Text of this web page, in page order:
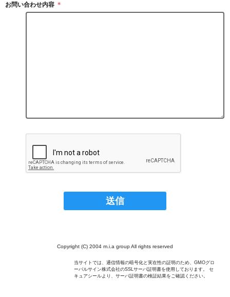
お問い合わせ内容 ＊
Copyright (C) 2004 m.i.a group All rights reserved
当サイトでは、通信情報の暗号化と実在性の証明のため、GMOグロ
ーバルサイン株式会社のSSLサーバ証明書を使用しております。 セ
キュアシールより、サーバ証明書の検証結果をご確認ください。